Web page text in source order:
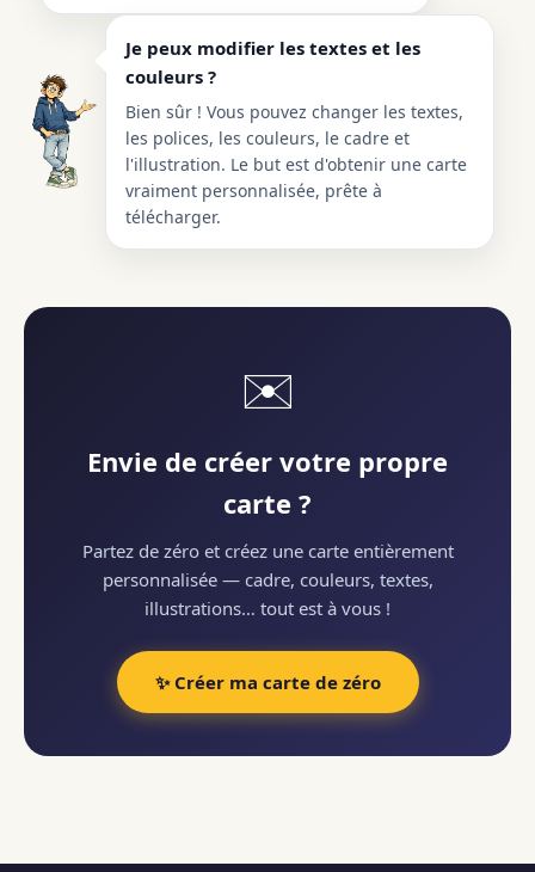
Je peux modifier les textes et les
couleurs ?
Bien sûr ! Vous pouvez changer les textes,
les polices, les couleurs, le cadre et
l'illustration. Le but est d'obtenir une carte
vraiment personnalisée, prête à
télécharger.
✉️
Envie de créer votre propre
carte ?
Partez de zéro et créez une carte entièrement
personnalisée — cadre, couleurs, textes,
illustrations… tout est à vous !
✨ Créer ma carte de zéro